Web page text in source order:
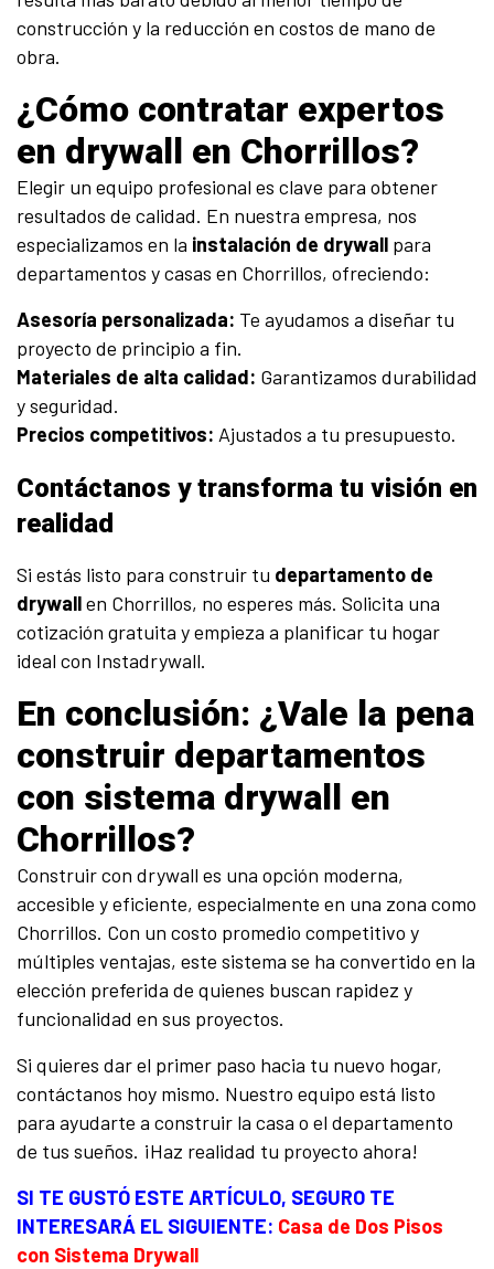
construcción y la reducción en costos de mano de
obra.
¿Cómo contratar expertos
en drywall en Chorrillos?
Elegir un equipo profesional es clave para obtener
resultados de calidad. En nuestra empresa, nos
especializamos en la instalación de drywall para
departamentos y casas en Chorrillos, ofreciendo:
Asesoría personalizada: Te ayudamos a diseñar tu
proyecto de principio a fin.
Materiales de alta calidad: Garantizamos durabilidad
y seguridad.
Precios competitivos: Ajustados a tu presupuesto.
Contáctanos y transforma tu visión en
realidad
Si estás listo para construir tu departamento de
drywallen Chorrillos, no esperes más. Solicita una
cotización gratuita y empieza a planificar tu hogar
ideal con Instadrywall.
En conclusión: ¿Vale la pena
construir departamentos
con sistema drywall en
Chorrillos?
Construir con drywall es una opción moderna,
accesible y eficiente, especialmente en una zona como
Chorrillos. Con un costo promedio competitivo y
múltiples ventajas, este sistema se ha convertido en la
elección preferida de quienes buscan rapidez y
funcionalidad en sus proyectos.
Si quieres dar el primer paso hacia tu nuevo hogar,
contáctanos hoy mismo. Nuestro equipo está listo
para ayudarte a construir la casa o el departamento
de tus sueños. ¡Haz realidad tu proyecto ahora!
SI TE GUSTÓ ESTE ARTÍCULO, SEGURO TE
INTERESARÁ EL SIGUIENTE: Casa de Dos Pisos
con Sistema Drywall